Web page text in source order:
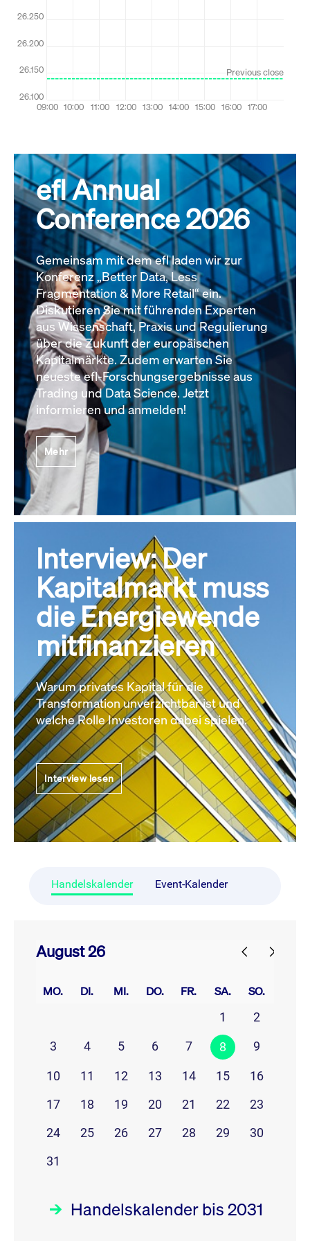
efl Annual
Conference 2026
Gemeinsam mit dem efl laden wir zur
Konferenz „Better Data, Less
Fragmentation & More Retail“ ein.
Diskutieren Sie mit führenden Experten
aus Wissenschaft, Praxis und Regulierung
über die Zukunft der europäischen
Kapitalmärkte. Zudem erwarten Sie
neueste efl-Forschungsergebnisse aus
Trading und Data Science. Jetzt
informieren und anmelden!
Mehr
Interview: Der
Kapitalmarkt muss
die Energiewende
mitfinanzieren
Warum privates Kapital für die
Transformation unverzichtbar ist und
welche Rolle Investoren dabei spielen.
Interview lesen
Handelskalender Event-Kalender
August 26
MO. DI. MI. DO. FR. SA. SO.
1
2
3
4 5 6 7 8 9
10 11 12 13 14 15
16
17
18 19 20 21 22
23
24
25 26 27 28 29
30
31
Handelskalender bis 2031